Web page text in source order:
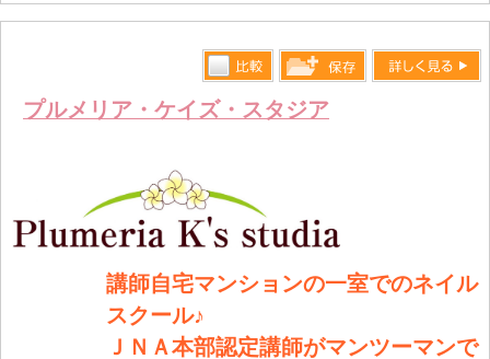
プルメリア・ケイズ・スタジア
比較す
る
保存リス
講師自宅マンションの一室でのネイル
スクール♪
ＪＮＡ本部認定講師がマンツーマンで